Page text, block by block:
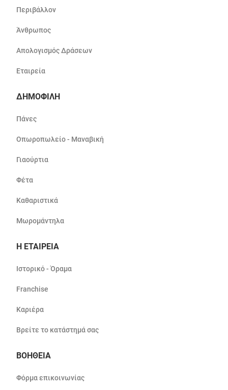
Περιβάλλον
Άνθρωπος
Απολογισμός Δράσεων
Εταιρεία
ΔΗΜΟΦΙΛΗ
Πάνες
Οπωροπωλείο - Μαναβική
Γιαούρτια
Φέτα
Καθαριστικά
Μωρομάντηλα
Η ΕΤΑΙΡΕΙΑ
Ιστορικό - Όραμα
Franchise
Καριέρα
Βρείτε το κατάστημά σας
ΒΟΗΘΕΙΑ
Φόρμα επικοινωνίας